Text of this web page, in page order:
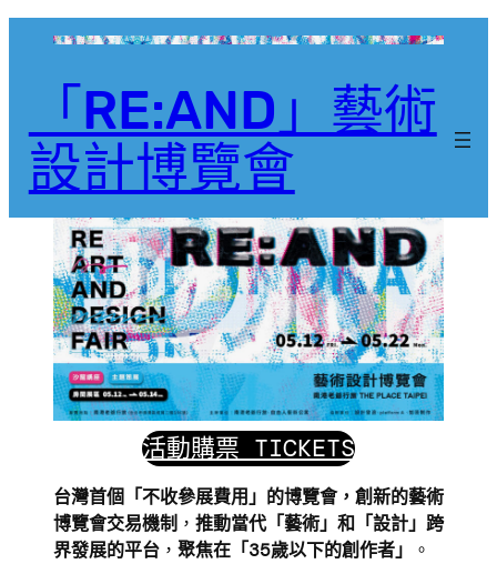
「RE:AND」藝術
設計博覽會
活動購票 TICKETS
台灣首個「不收參展費用」的博覽會，創新的藝術
博覽會交易機制 ， 推動當代「藝術」和「設計」跨
界發展的平台 ， 聚焦在「35歲以下的創作者」
。